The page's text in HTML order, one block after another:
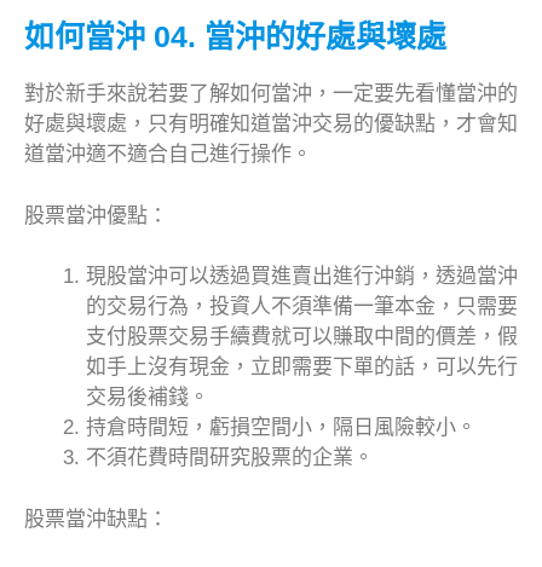
如何當沖 04. 當沖的好處與壞處
對於新手來說若要了解如何當沖，一定要先看懂當沖的
好處與壞處，只有明確知道當沖交易的優缺點，才會知
道當沖適不適合自己進行操作。
股票當沖優點：
現股當沖可以透過買進賣出進行沖銷，透過當沖
的交易行為，投資人不須準備一筆本金，只需要
支付股票交易手續費就可以賺取中間的價差，假
如手上沒有現金，立即需要下單的話，可以先行
交易後補錢。
持倉時間短，虧損空間小，隔日風險較小。
不須花費時間研究股票的企業。
股票當沖缺點：